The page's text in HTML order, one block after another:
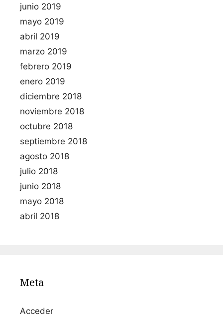
junio 2019
mayo 2019
abril 2019
marzo 2019
febrero 2019
enero 2019
diciembre 2018
noviembre 2018
octubre 2018
septiembre 2018
agosto 2018
julio 2018
junio 2018
mayo 2018
abril 2018
Meta
Acceder